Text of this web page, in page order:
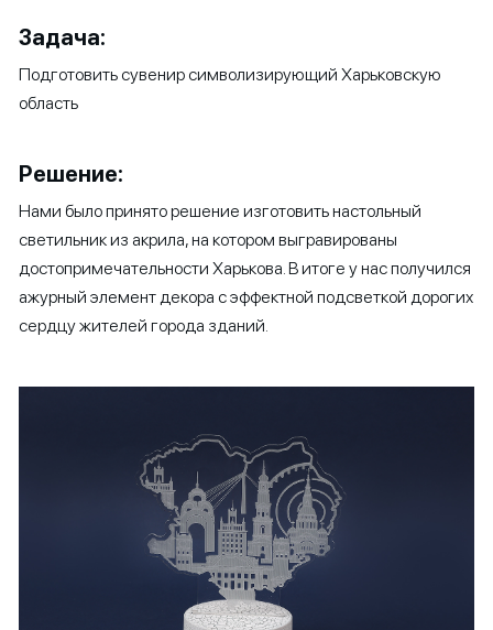
Задача:
Подготовить сувенир символизирующий Харьковскую
область
Решение:
Нами было принято решение изготовить настольный
светильник из акрила, на котором выгравированы
достопримечательности Харькова. В итоге у нас получился
ажурный элемент декора с эффектной подсветкой дорогих
сердцу жителей города зданий.